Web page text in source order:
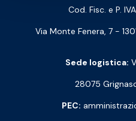
Cod. Fisc. e P.
Via Monte Fenera, 7 -
Sede logistica:
28075
PEC: